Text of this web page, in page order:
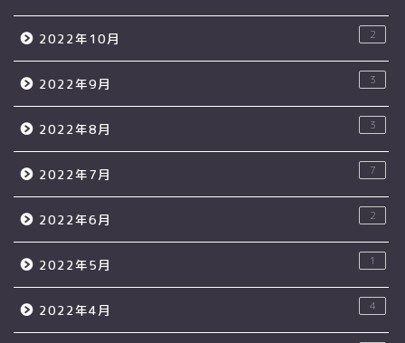
2022年10月 2
2022年9月 3
2022年8月 3
2022年7月 7
2022年6月 2
2022年5月 1
2022年4月 4